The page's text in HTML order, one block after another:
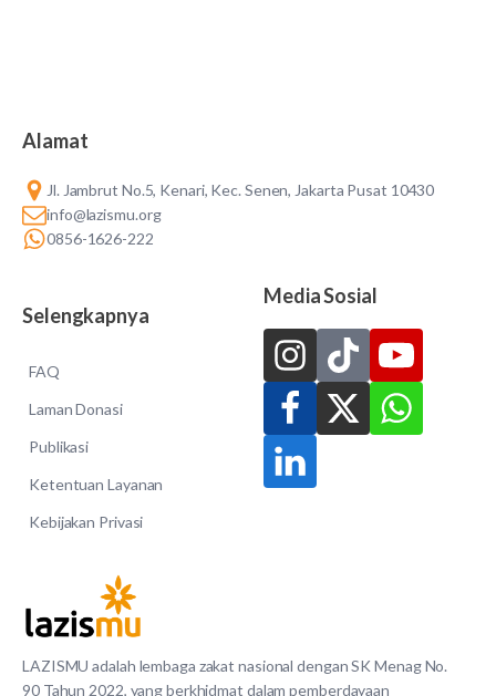
LAZISMU adalah lembaga zakat nasional dengan SK Menag No.
90 Tahun 2022, yang berkhidmat dalam pemberdayaan
Alamat
Jl. Jambrut No.5, Kenari, Kec. Senen, Jakarta Pusat 10430
info@lazismu.org
0856-1626-222
Selengkapnya
FAQ
Laman Donasi
Publikasi
Ketentuan Layanan
Kebijakan Privasi
Media Sosial